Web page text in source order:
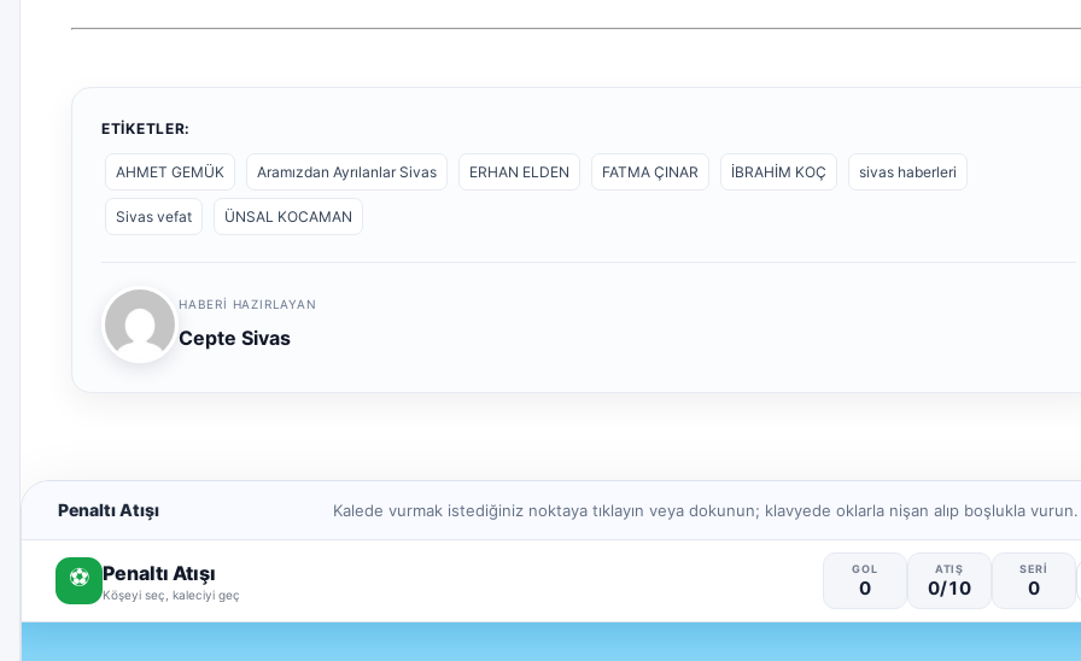
ETIKETLER:
AHMET GEMÜK Aramızdan Ayrılanlar Sivas ERHAN ELDEN FATMA ÇINAR İBRAHİM KOÇ sivas haberleri
Sivas vefat ÜNSAL KOCAMAN
HABERI HAZIRLAYAN
Cepte Sivas
Penaltı Atışı Kalede vurmak istediğiniz noktaya tıklayın veya dokunun; klavyede oklarla nişan alıp boşlukla vurun.